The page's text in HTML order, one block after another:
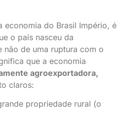
economia do Brasil Império, é
o país nasceu da
não de uma ruptura com o
que a economia
agroexportadora,
claros:
propriedade rural (o